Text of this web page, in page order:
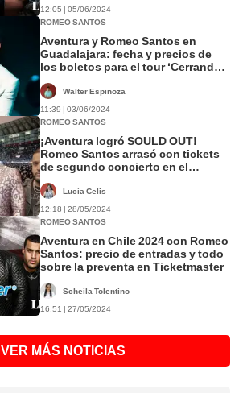
12:05 | 05/06/2024
ROMEO SANTOS
Aventura y Romeo Santos en
Guadalajara: fecha y precios de
los boletos para el tour ‘Cerrando
Walter Espinoza
11:39 | 03/06/2024
ROMEO SANTOS
¡Aventura logró SOULD OUT!
Romeo Santos arrasó con tickets
de segundo concierto en el
Lucía Celis
12:18 | 28/05/2024
ROMEO SANTOS
Aventura en Chile 2024 con Romeo
Santos: precio de entradas y todo
sobre la preventa en Ticketmaster
Scheila Tolentino
16:51 | 27/05/2024
VER MÁS NOTICIAS